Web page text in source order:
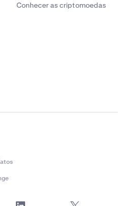
Conhecer as criptomoedas